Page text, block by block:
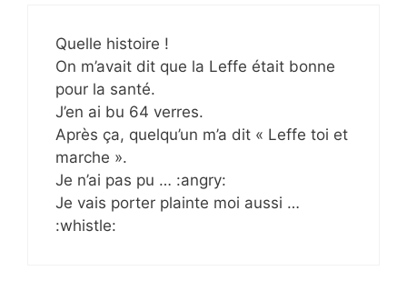
Quelle histoire !
On m’avait dit que la Leffe était bonne
pour la santé.
J’en ai bu 64 verres.
Après ça, quelqu’un m’a dit « Leffe toi et
marche ».
Je n’ai pas pu … :angry:
Je vais porter plainte moi aussi …
:whistle: